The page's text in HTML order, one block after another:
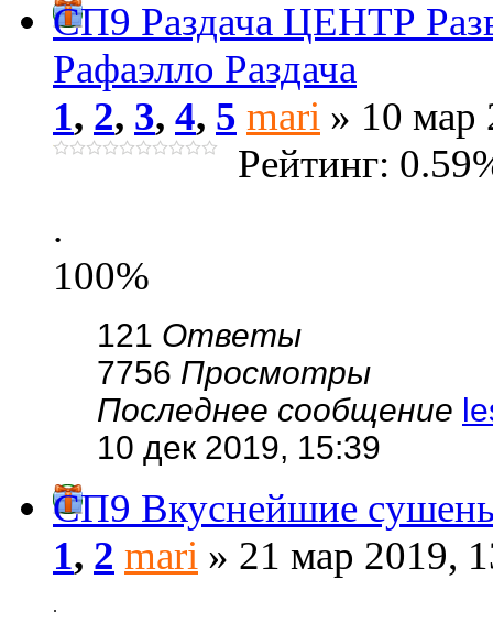
СП9 Раздача ЦЕНТР
Рафаэлло Раздача
1, 2, 3, 4, 5 mari » 10 мар
Рейтинг:
.
100%
121 Ответы
7756 Просмотры
Последнее сообщение
10 дек 2019, 15:39
СП9 Вкуснейшие
1, 2 mari » 21 мар 2019,
.